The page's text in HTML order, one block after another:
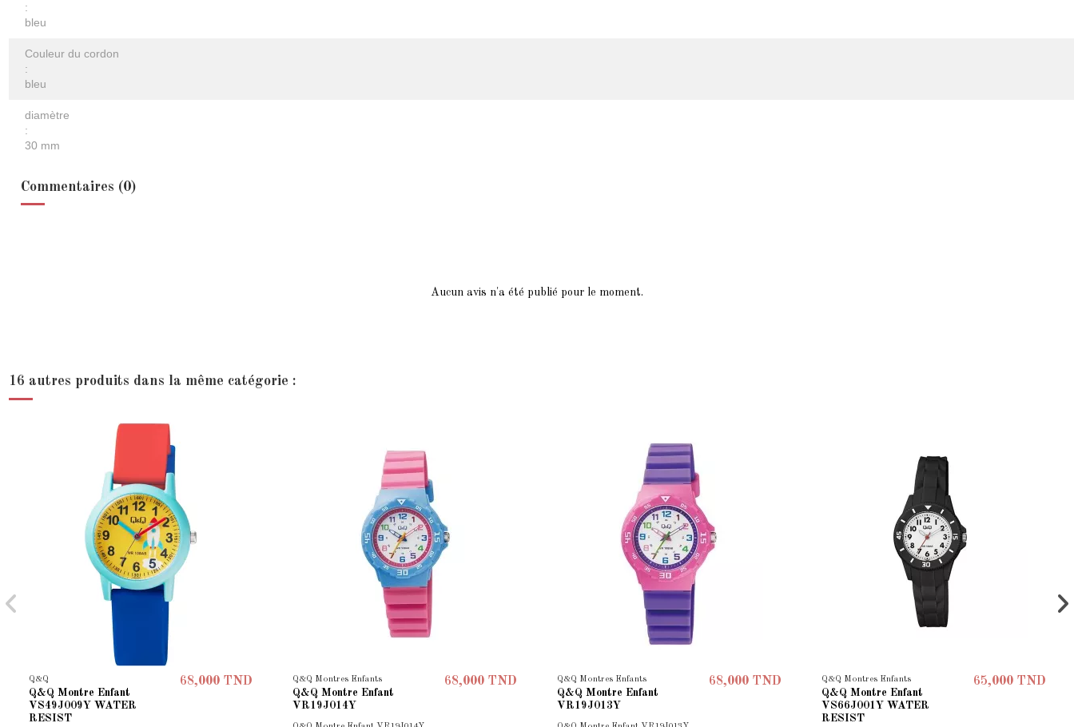
:
bleu
Couleur du cordon
:
bleu
diamètre
:
30 mm
Commentaires (0)
Aucun avis n'a été publié pour le moment.
16 autres produits dans la même catégorie :
Q&Q
Q&Q Montre Enfant
VS49J009Y WATER
RESIST
68,000 TND Q&Q Montres Enfants
Q&Q Montre Enfant
VR19J014Y
68,000 TND Q&Q Montres Enfants
Q&Q Montre Enfant
VR19J013Y
68,000 TND Q&Q Montres Enfants
Q&Q Montre Enfant
VS66J001Y WATER
RESIST
65,000 TND